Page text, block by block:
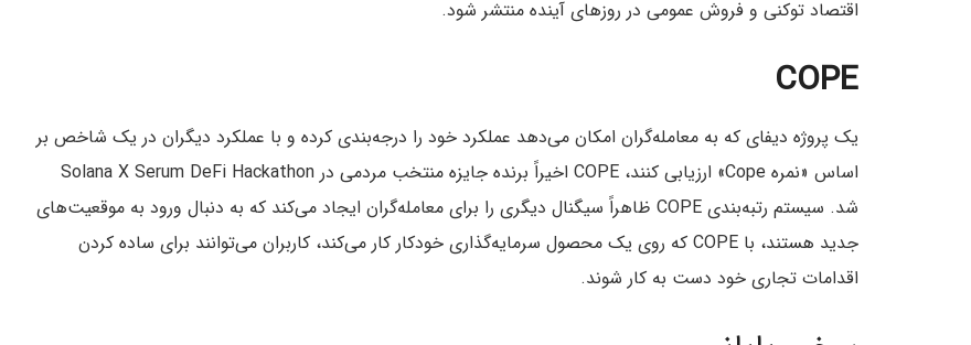
اقتصاد توکنی و فروش عمومی در روزهای آینده منتشر شود.
COPE
یک پروژه دیفای که به معامله‌گران امکان می‌دهد عملکرد خود را درجه‌بندی کرده و با عملکرد دیگران در یک شاخص بر
اساس «نمره Cope» ارزیابی کنند، COPE اخیراً برنده جایزه منتخب مردمی در Solana X Serum DeFi Hackathon
شد. سیستم رتبه‌بندی COPE ظاهراً سیگنال دیگری را برای معامله‌گران ایجاد می‌کند که به دنبال ورود به موقعیت‌های
جدید هستند، با COPE که روی یک محصول سرمایه‌گذاری خودکار کار می‌کند، کاربران می‌توانند برای ساده کردن
اقدامات تجاری خود دست به کار شوند.